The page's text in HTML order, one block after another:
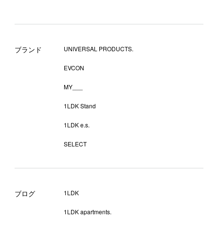
ブランド UNIVERSAL PRODUCTS.
EVCON
MY___
1LDK Stand
1LDK e.s.
SELECT
ブログ 1LDK
1LDK apartments.